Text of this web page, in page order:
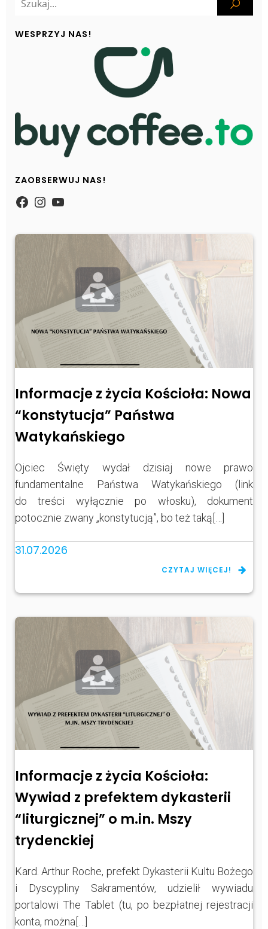
WESPRZYJ NAS!
ZAOBSERWUJ NAS!
https://www.facebook.com/
Instagram
YouTube
Informacje z życia Kościoła: Nowa
“konstytucja” Państwa
Watykańskiego
Ojciec Święty wydał dzisiaj nowe prawo
fundamentalne Państwa Watykańskiego (link
do treści wyłącznie po włosku), dokument
potocznie zwany „konstytucją”, bo też taką[…]
31.07.2026
CZYTAJ WIĘCEJ!
Informacje z życia Kościoła:
Wywiad z prefektem dykasterii
“liturgicznej” o m.in. Mszy
trydenckiej
Kard. Arthur Roche, prefekt Dykasterii Kultu Bożego
i Dyscypliny Sakramentów, udzielił wywiadu
portalowi The Tablet (tu, po bezpłatnej rejestracji
konta, można[…]